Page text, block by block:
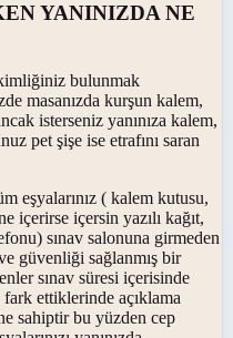
YANINIZDA NE
bulunmak
masanızda kurşun kalem,
isterseniz yanınıza kalem,
pet şişe ise etrafını saran
eşyalarınız ( kalem kutusu,
içerirse içersin yazılı kağıt,
sınav salonuna girmeden
güvenliği sağlanmış bir
sınav süresi içerisinde
ettiklerinde açıklama
sahiptir bu yüzden cep